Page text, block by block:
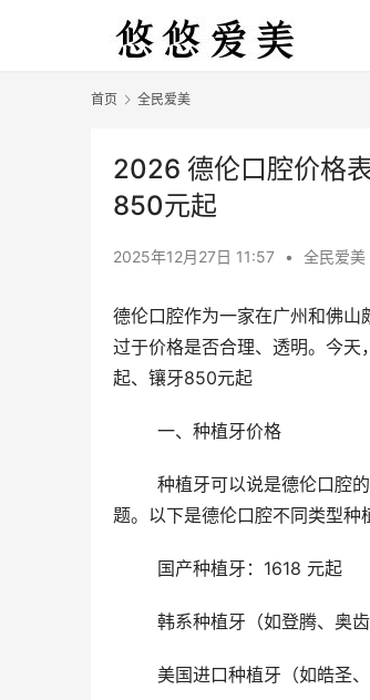
首页 全民爱美
2026 德伦口腔价格
850元起
2025年12月27日 11:57 • 全民爱美
德伦口腔作为一家在广州和佛
过于价格是否合理、透明。今
起、镶牙850元起
	一、种植牙价格
题。以下是德伦口腔不同类型种
	国产种植牙：1618 元起
韩系种植牙（如登腾、奥
美国进口种植牙（如皓圣